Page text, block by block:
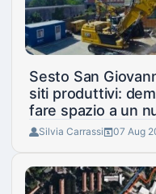
Sesto San
siti produttivi:
fare spazio a un
Silvia Carrassi 07 Aug